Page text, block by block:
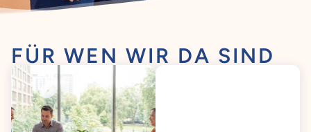
FÜR WEN WIR DA SIND